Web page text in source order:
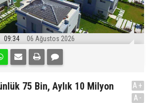
09:34 06 Ağustos 2026
75 Bin, Aylık 10 Milyon
A+
A-